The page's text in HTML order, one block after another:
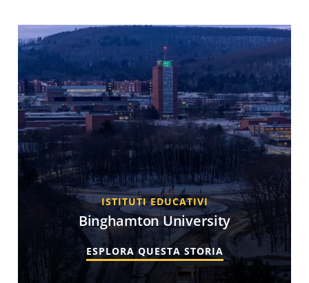
ISTITUTI EDUCATIVI
Binghamton University
ESPLORA QUESTA STORIA